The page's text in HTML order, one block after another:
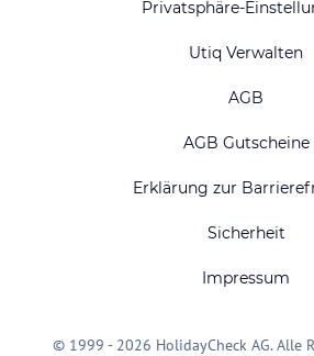
Privatsphäre-
Utiq Verwalten
AGB
AGB Gutscheine
Erklärung zur
Sicherheit
Impressum
© 1999 - 2026 HolidayCheck AG. Alle